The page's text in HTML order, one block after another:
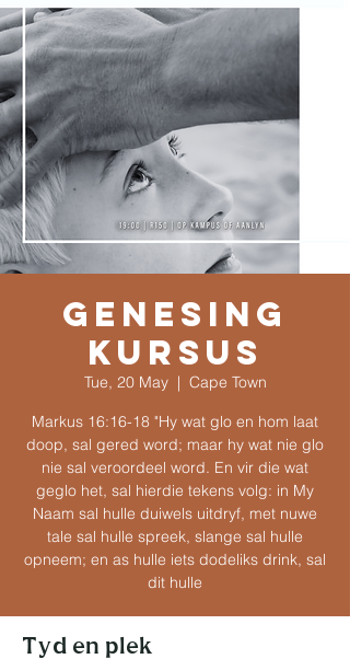
Genesing
kursus
Tue, 20 May
  |
Cape Town
Markus 16:16-18 "Hy wat glo en hom laat
doop, sal gered word; maar hy wat nie glo
nie sal veroordeel word. En vir die wat
geglo het, sal hierdie tekens volg: in My
Naam sal hulle duiwels uitdryf, met nuwe
tale sal hulle spreek, slange sal hulle
opneem; en as hulle iets dodeliks drink, sal
dit hulle
Tyd en plek